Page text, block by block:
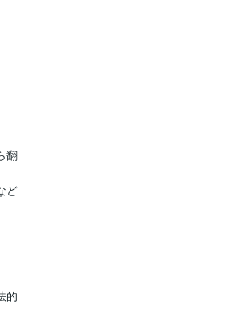
翻
ど
的